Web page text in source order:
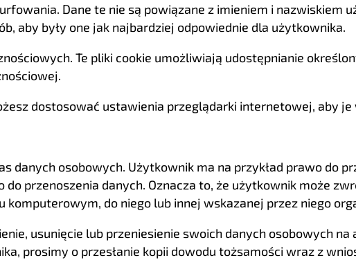
Dane te nie są powiązane z imieniem i nazwiskiem
aby były one jak najbardziej odpowiednie dla użytkownika.
Te pliki cookie umożliwiają udostępnianie
dostosować ustawienia przeglądarki internetowej, aby je
danych osobowych. Użytkownik ma na przykład prawo do
przenoszenia danych. Oznacza to, że użytkownik może
do niego lub innej wskazanej przez niego
usunięcie lub przeniesienie swoich danych osobowych na
prosimy o przesłanie kopii dowodu tożsamości wraz z